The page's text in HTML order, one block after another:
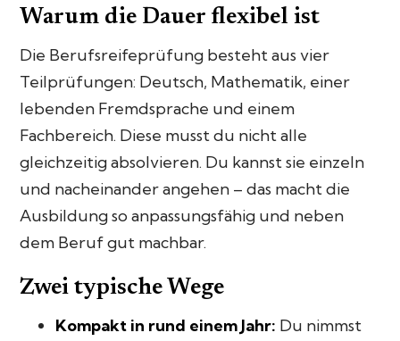
Warum die Dauer flexibel ist
Die Berufsreifeprüfung besteht aus vier
Teilprüfungen: Deutsch, Mathematik, einer
lebenden Fremdsprache und einem
Fachbereich. Diese musst du nicht alle
gleichzeitig absolvieren. Du kannst sie einzeln
und nacheinander angehen – das macht die
Ausbildung so anpassungsfähig und neben
dem Beruf gut machbar.
Zwei typische Wege
Kompakt in rund einem Jahr: Du nimmst